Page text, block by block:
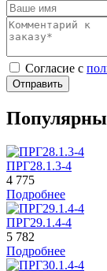
Cогласие с
Отправить
ПРГ28.1.3-4
4 775
Подробнее
ПРГ29.1.4-4
5 782
Подробнее